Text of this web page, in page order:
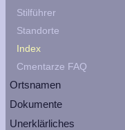
Stilführer
Standorte
Index
Cmentarze FAQ
Ortsnamen
Dokumente
Unerklärliches